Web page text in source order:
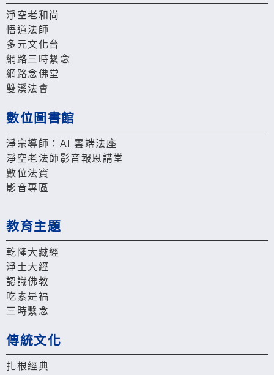
淨空老和尚
悟道法師
多元文化台
網路三時繫念
網路念佛堂
雙溪法會
數位圖書館
淨宗導師：AI 雲端法座
淨空老法師影音報恩講堂
數位法寶
影音專區
教育主題
乾隆大藏經
淨土大經
認識佛教
吃素是福
三時繫念
傳統文化
扎根經典